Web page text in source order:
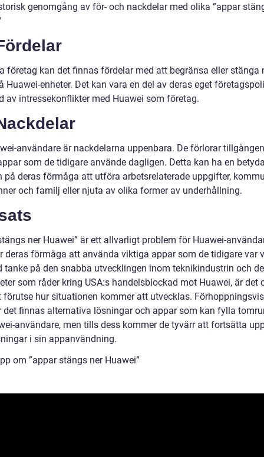
genomgång av för- och nackdelar med olika ”appar
företag kan det finnas fördelar med att begränsa eller stänga
Huawei-enheter. Det kan vara en del av deras eget
av intressekonflikter med Huawei som företag.
användare är nackdelarna uppenbara. De förlorar
som de tidigare använde dagligen. Detta kan ha en
på deras förmåga att utföra arbetsrelaterade uppgifter,
och familj eller njuta av olika former av underhållning.
ner Huawei” är ett allvarligt problem för Huawei-
deras förmåga att använda viktiga appar som de tidigare var
tanke på den snabba utvecklingen inom teknikindustrin och de
som råder kring USA:s handelsblockad mot Huawei, är det
förutse hur situationen kommer att utvecklas. Förhoppningsvis
det finnas alternativa lösningar och appar som kan fylla
användare, men tills dess kommer de tyvärr att fortsätta
i sin appanvändning.
om ”appar stängs ner Huawei”